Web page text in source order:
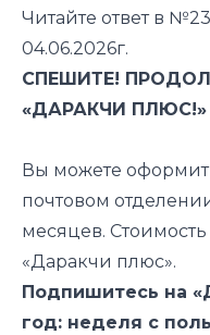
Читайте ответ в
04.06.2026г.
СПЕШИТЕ!
«ДАРАКЧИ ПЛЮС!»
Вы можете
почтовом
месяцев.
«Даракчи плюс».
Подпишитесь на
год: неделя с